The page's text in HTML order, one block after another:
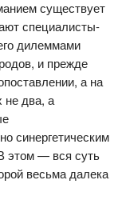
существует
специалисты-
дилеммами
и прежде
а на
не два, а
синергетическим
этом — вся суть
весьма далека